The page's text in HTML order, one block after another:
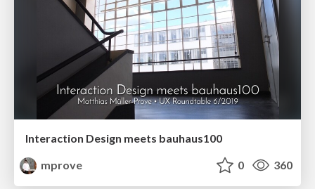
Interaction Design meets bauhaus100
mprove
0 360